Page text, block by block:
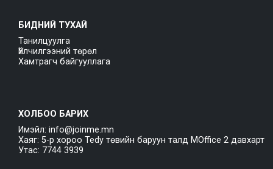
БИДНИЙ ТУХАЙ
Танилцуулга
Үйлчилгээний төрөл
Хамтрагч байгууллага
ХОЛБОО БАРИХ
Имэйл: info@joinme.mn
Хаяг: 5-р хороо Tedy төвийн баруун талд MOffice 2 давхарт
Утас: 7744 3939